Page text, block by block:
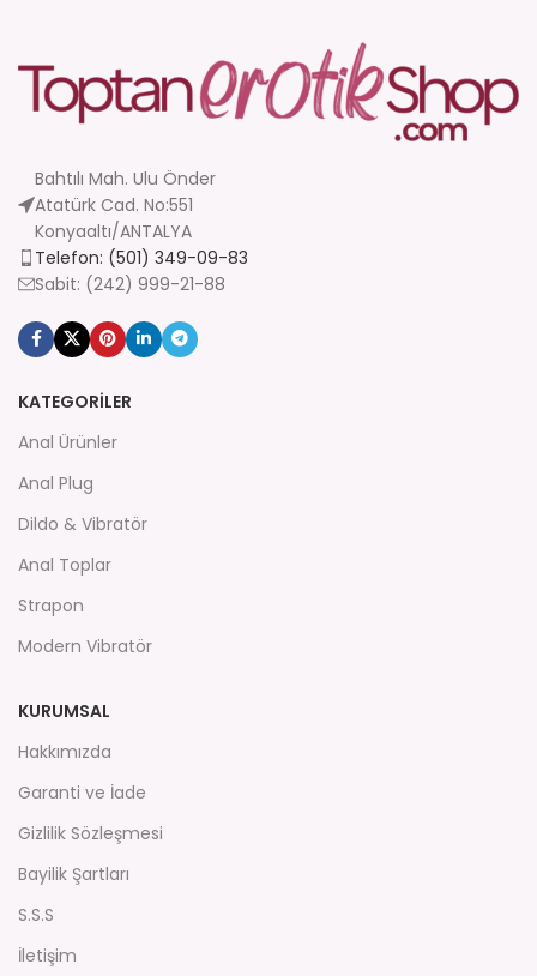
Bahtılı Mah. Ulu Önder
Atatürk Cad. No:551
Konyaaltı/ANTALYA
Telefon: (501) 349-09-83
Sabit: (242) 999-21-88
KATEGORİLER
Anal Ürünler
Anal Plug
Dildo & Vibratör
Anal Toplar
Strapon
Modern Vibratör
KURUMSAL
Hakkımızda
Garanti ve İade
Gizlilik Sözleşmesi
Bayilik Şartları
S.S.S
İletişim